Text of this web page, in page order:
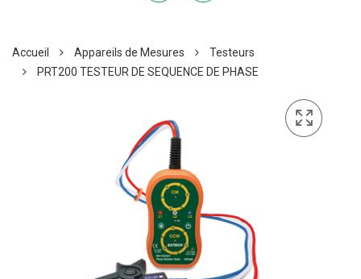
Accueil Appareils de Mesures
Testeurs
PRT200 TESTEUR DE SEQUENCE DE PHASE